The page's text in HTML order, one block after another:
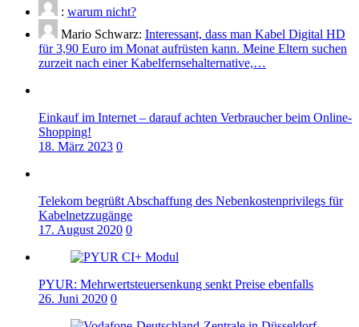
: warum nicht?
Mario Schwarz: Interessant, dass man Kabel Digital HD
für 3,90 Euro im Monat aufrüsten kann. Meine Eltern suchen
zurzeit nach einer Kabelfernsehalternative,…
Einkauf im Internet – darauf achten Verbraucher beim Online-
Shopping!
18. März 2023 0
Telekom begrüßt Abschaffung des Nebenkostenprivilegs für
Kabelnetzzugänge
17. August 2020 0
PYUR: Mehrwertsteuersenkung senkt Preise ebenfalls
26. Juni 2020 0